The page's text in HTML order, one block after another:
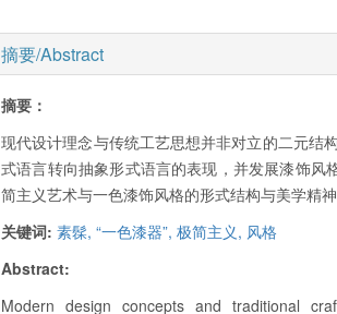
摘要/Abstract
摘要：
现代设计理念与传统工艺思想并非对立的二元结
式语言转向抽象形式语言的表现，并发展漆饰
简主义艺术与一色漆饰风格的形式结构与美学精
关键词: 素髹, “一色漆器”, 极简主义, 风格
Abstract:
Modern design concepts and traditional